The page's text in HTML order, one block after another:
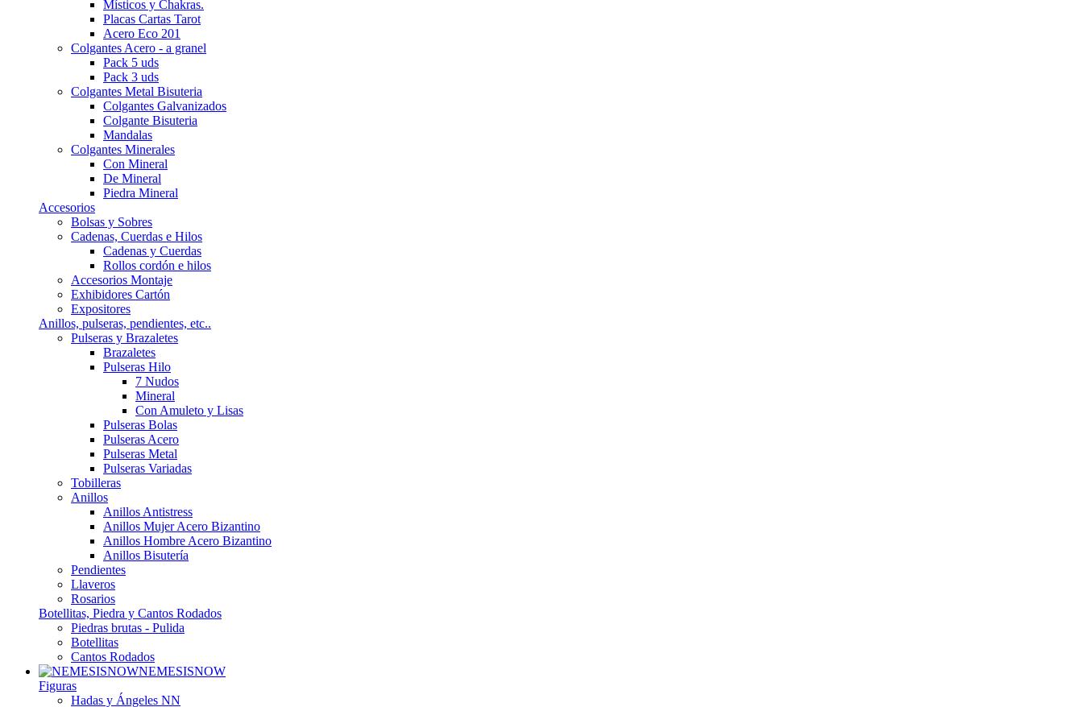
Místicos y Chakras.
Placas Cartas Tarot
Acero Eco 201
Colgantes Acero - a granel
Pack 5 uds
Pack 3 uds
Colgantes Metal Bisuteria
Colgantes Galvanizados
Colgante Bisuteria
Mandalas
Colgantes Minerales
Con Mineral
De Mineral
Piedra Mineral
Accesorios
Bolsas y Sobres
Cadenas, Cuerdas e Hilos
Cadenas y Cuerdas
Rollos cordón e hilos
Accesorios Montaje
Exhibidores Cartón
Expositores
Anillos, pulseras, pendientes, etc..
Pulseras y Brazaletes
Brazaletes
Pulseras Hilo
7 Nudos
Mineral
Con Amuleto y Lisas
Pulseras Bolas
Pulseras Acero
Pulseras Metal
Pulseras Variadas
Tobilleras
Anillos
Anillos Antistress
Anillos Mujer Acero Bizantino
Anillos Hombre Acero Bizantino
Anillos Bisutería
Pendientes
Llaveros
Rosarios
Botellitas, Piedra y Cantos Rodados
Piedras brutas - Pulida
Botellitas
Cantos Rodados
NEMESISNOW
Figuras
Hadas y Ángeles NN